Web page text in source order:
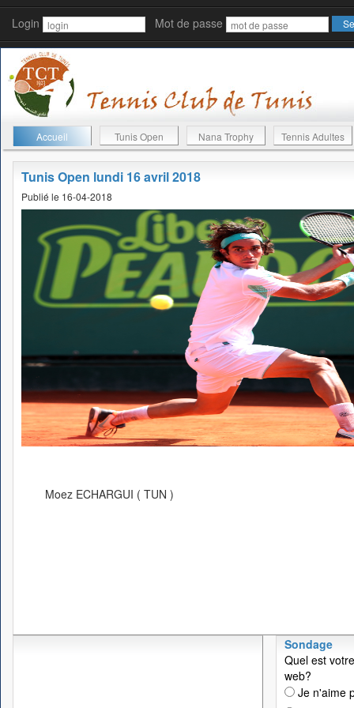
Login Mot de passe
Accueil Tunis Open Nana Trophy Tennis Adultes
Tunis Open lundi 16 avril 2018
Publié le 16-04-2018
Moez ECHARGUI ( TUN )
Sondage
Quel est
web?
Je n'aime